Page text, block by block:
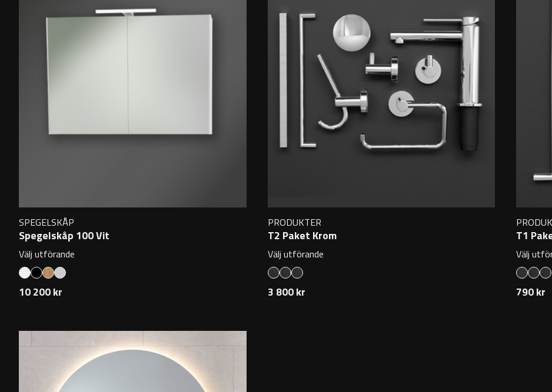
SPEGELSKÅP
Spegelskåp 100 Vit
Välj utförande
10 200 kr
PRODUKTER
T2 Paket Krom
Välj utförande
3 800 kr
T1
Välj
790 kr